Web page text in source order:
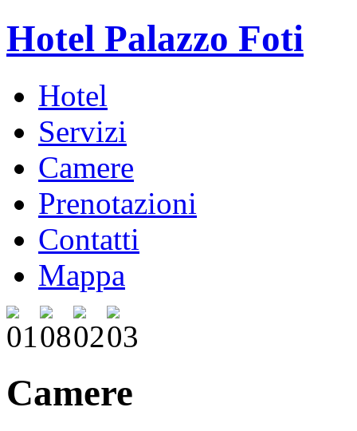
Hotel Palazzo Foti
Hotel
Servizi
Camere
Prenotazioni
Contatti
Mappa
Camere